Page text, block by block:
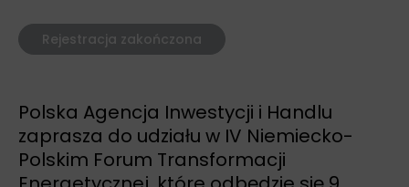
Rejestracja zakończona
Polska Agencja Inwestycji i Handlu
zaprasza do udziału w IV Niemiecko-
Polskim Forum Transformacji